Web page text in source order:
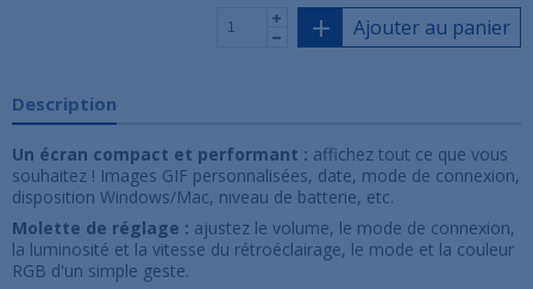
Ajouter au panier
Description
Un écran compact et performant : affichez tout ce que vous
souhaitez ! Images GIF personnalisées, date, mode de connexion,
disposition Windows/Mac, niveau de batterie, etc.
Molette de réglage : ajustez le volume, le mode de connexion,
la luminosité et la vitesse du rétroéclairage, le mode et la couleur
RGB d'un simple geste.